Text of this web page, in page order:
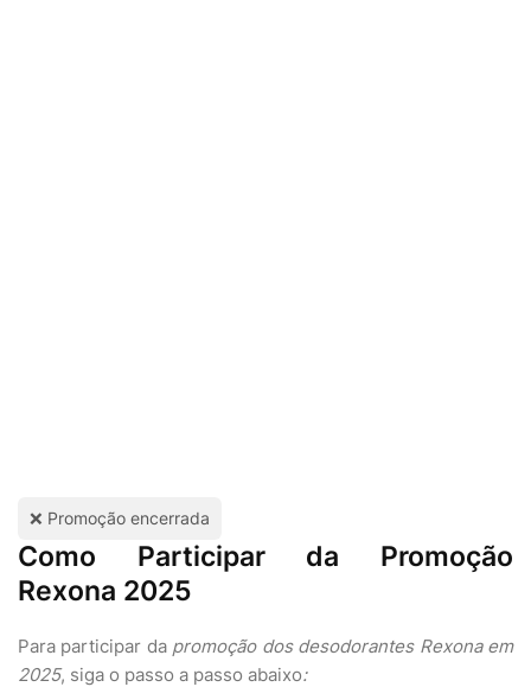
❌ Promoção encerrada
Como Participar da Promoção
Rexona 2025
Para participar da promoção dos desodorantes Rexona em
2025, siga o passo a passo abaixo: